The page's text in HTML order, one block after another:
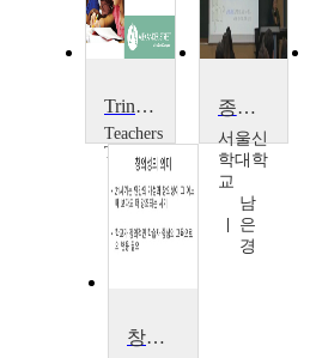
Trinity Primary School, Wolverhampton
Teachers
TV
Teachers
TV
종교교과교재연구 및 지도법
서울신
학대학
교
남
은
경
창의성계발과 기독교교육